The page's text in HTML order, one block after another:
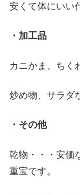
安くて体にいい
・加工品
カニかま、ちく
炒め物、サラダ
・その他
乾物・・・安価
重宝です。